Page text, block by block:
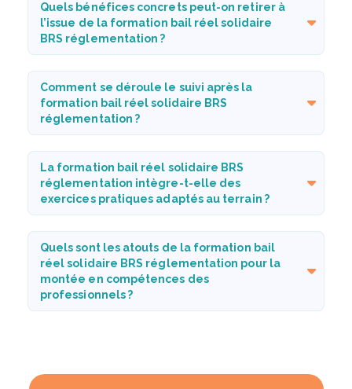
Quels bénéfices concrets peut-on retirer à
l’issue de la formation bail réel solidaire
BRS réglementation ?
Comment se déroule le suivi après la
formation bail réel solidaire BRS
réglementation ?
La formation bail réel solidaire BRS
réglementation intègre-t-elle des
exercices pratiques adaptés au terrain ?
Quels sont les atouts de la formation bail
réel solidaire BRS réglementation pour la
montée en compétences des
professionnels ?